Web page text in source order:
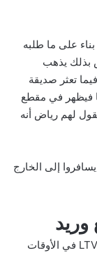
على ما طلبه
بذلك يذهب
تعثر صديقة
فيظهر في مقطع
لهم رياض أنه
إلى الخارج
يعرض مسلسل قطع وريد عبر قناتي السومرية و LTV في الأوقات